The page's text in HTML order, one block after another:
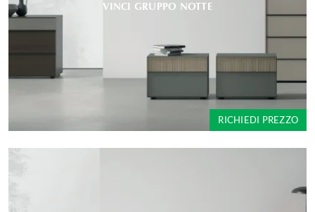
VINCI GRUPPO NOTTE
RICHIEDI PREZZO